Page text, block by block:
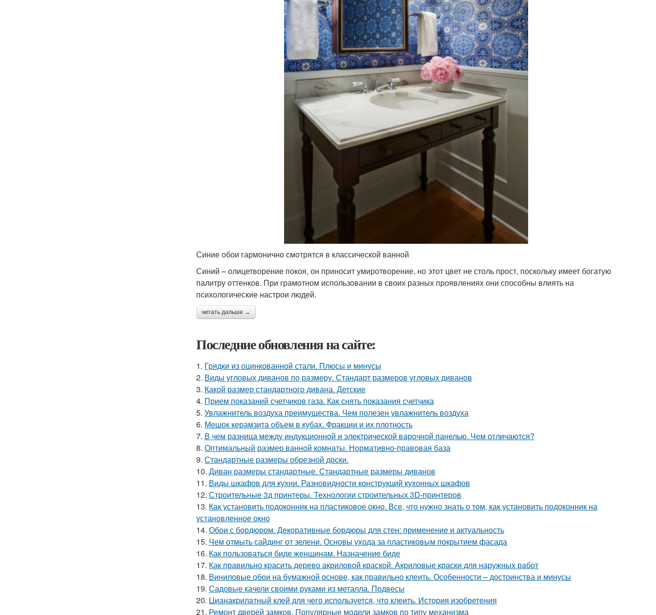
Синие обои гармонично смотрятся в классической ванной
Синий – олицетворение покоя, он приносит умиротворение, но этот цвет не столь прост, поскольку имеет богатую
палитру оттенков. При грамотном использовании в своих разных проявлениях они способны влиять на
психологические настрои людей.
читать дальше →
Последние обновления на сайте:
1. Грядки из оцинкованной стали. Плюсы и минусы
2. Виды угловых диванов по размеру. Стандарт размеров угловых диванов
3. Какой размер стандартного дивана. Детские
4. Прием показаний счетчиков газа. Как снять показания счетчика
5. Увлажнитель воздуха преимущества. Чем полезен увлажнитель воздуха
6. Мешок керамзита объем в кубах. Фракции и их плотность
7. В чем разница между индукционной и электрической варочной панелью. Чем отличаются?
8. Оптимальный размер ванной комнаты. Нормативно-правовая база
9. Стандартные размеры обрезной доски.
10. Диван размеры стандартные. Стандартные размеры диванов
11. Виды шкафов для кухни. Разновидности конструкций кухонных шкафов
12. Строительные 3д принтеры. Технологии строительных 3D-принтеров
13. Как установить подоконник на пластиковое окно. Все, что нужно знать о том, как установить подоконник на
установленное окно
14. Обои с бордюром. Декоративные бордюры для стен: применение и актуальность
15. Чем отмыть сайдинг от зелени. Основы ухода за пластиковым покрытием фасада
16. Как пользоваться биде женщинам. Назначение биде
17. Как правильно красить дерево акриловой краской. Акриловые краски для наружных работ
18. Виниловые обои на бумажной основе, как правильно клеить. Особенности – достоинства и минусы
19. Садовые качели своими руками из металла. Подвесы
20. Цианакрилатный клей для чего используется, что клеить. История изобретения
21. Ремонт дверей замков. Популярные модели замков по типу механизма